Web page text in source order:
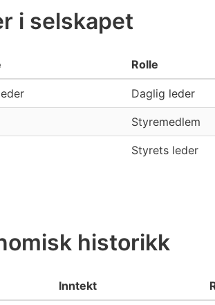
i selskapet
Rolle
Daglig leder
Styremedlem
Styrets leder
historikk
Inntekt